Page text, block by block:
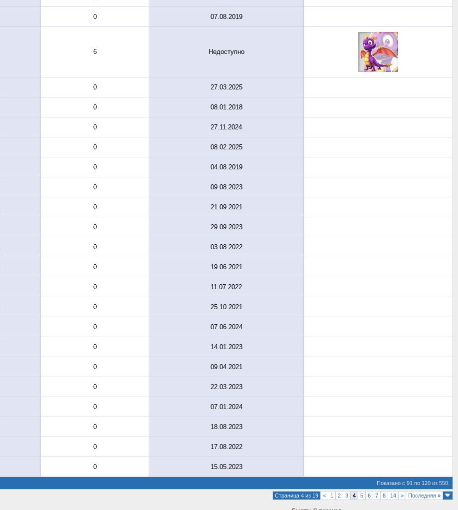
0 07.08.2019
6 Недоступно
0 27.03.2025
0 08.01.2018
0 27.11.2024
0 08.02.2025
0 04.08.2019
0 09.08.2023
0 21.09.2021
0 29.09.2023
0 03.08.2022
0 19.06.2021
0 11.07.2022
0 25.10.2021
0 07.06.2024
0 14.01.2023
0 09.04.2021
0 22.03.2023
0 07.01.2024
0 18.08.2023
0 17.08.2022
0 15.05.2023
Показано с 91 по 120 из 550.
Страница 4 из 19 < 1 2 3 4 5 6 7 8 14 > Последняя »